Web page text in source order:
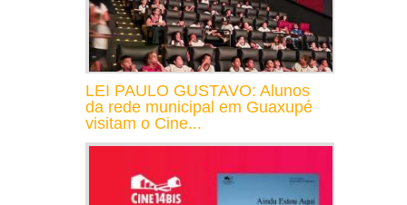
LEI PAULO GUSTAVO: Alunos
da rede municipal em Guaxupé
visitam o Cine...